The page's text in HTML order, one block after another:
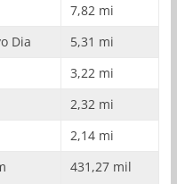
7,82 mi
Dia
5,31 mi
3,22 mi
2,32 mi
2,14 mi
431,27 mil